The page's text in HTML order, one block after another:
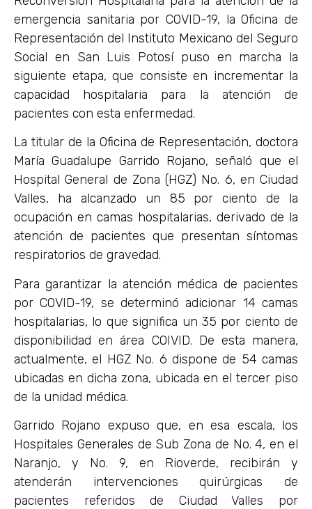
emergencia sanitaria por COVID-19, la Oficina de
Representación del Instituto Mexicano del Seguro
Social en San Luis Potosí puso en marcha la
siguiente etapa, que consiste en incrementar la
capacidad hospitalaria para la atención de
pacientes con esta enfermedad.
La titular de la Oficina de Representación, doctora
María Guadalupe Garrido Rojano, señaló que el
Hospital General de Zona (HGZ) No. 6, en Ciudad
Valles, ha alcanzado un 85 por ciento de la
ocupación en camas hospitalarias, derivado de la
atención de pacientes que presentan síntomas
respiratorios de gravedad.
Para garantizar la atención médica de pacientes
por COVID-19, se determinó adicionar 14 camas
hospitalarias, lo que significa un 35 por ciento de
disponibilidad en área COIVID. De esta manera,
actualmente, el HGZ No. 6 dispone de 54 camas
ubicadas en dicha zona, ubicada en el tercer piso
de la unidad médica.
Garrido Rojano expuso que, en esa escala, los
Hospitales Generales de Sub Zona de No. 4, en el
Naranjo, y No. 9, en Rioverde, recibirán y
atenderán intervenciones quirúrgicas de
pacientes referidos de Ciudad Valles por